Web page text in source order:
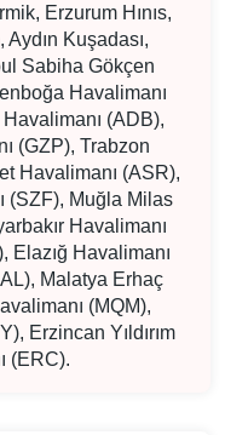
Erzurum Hınıs,
Kuşadası,
Sabiha Gökçen
Havalimanı
(ADB),
(GZP), Trabzon
Havalimanı (ASR),
(SZF), Muğla Milas
Havalimanı
Elazığ Havalimanı
Malatya Erhaç
(MQM),
Erzincan Yıldırım
(ERC).